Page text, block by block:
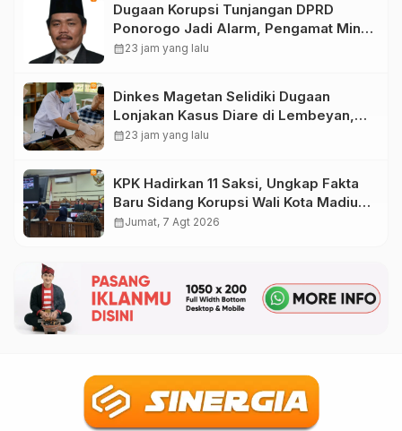
Dugaan Korupsi Tunjangan DPRD
Ponorogo Jadi Alarm, Pengamat Minta
Magetan Perkuat Tata Kelola
calendar_month23 jam yang lalu
Dinkes Magetan Selidiki Dugaan
Lonjakan Kasus Diare di Lembeyan,
Lakukan Penyelidikan Epidemiologi
calendar_month23 jam yang lalu
KPK Hadirkan 11 Saksi, Ungkap Fakta
Baru Sidang Korupsi Wali Kota Madiun
Nonaktif Maidi
calendar_monthJumat, 7 Agt 2026